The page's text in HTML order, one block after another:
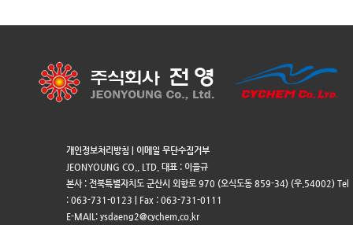
개인정보처리방침
이메일 무단수집거부
JEONYOUNG CO., LTD. 대표 : 이을규
본사 : 전북특별자치도 군산시 외항로 970 (오식도동 859-34) (우.54002) Tel
: 063-731-0123 | Fax : 063-731-0111
E-MAIL: ysdaeng2@cychem.co.kr